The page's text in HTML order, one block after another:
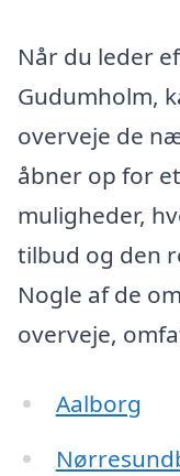
Når du leder
Gudumholm,
overveje de
åbner op for
muligheder,
tilbud og den
Nogle af de
overveje,
Aalborg